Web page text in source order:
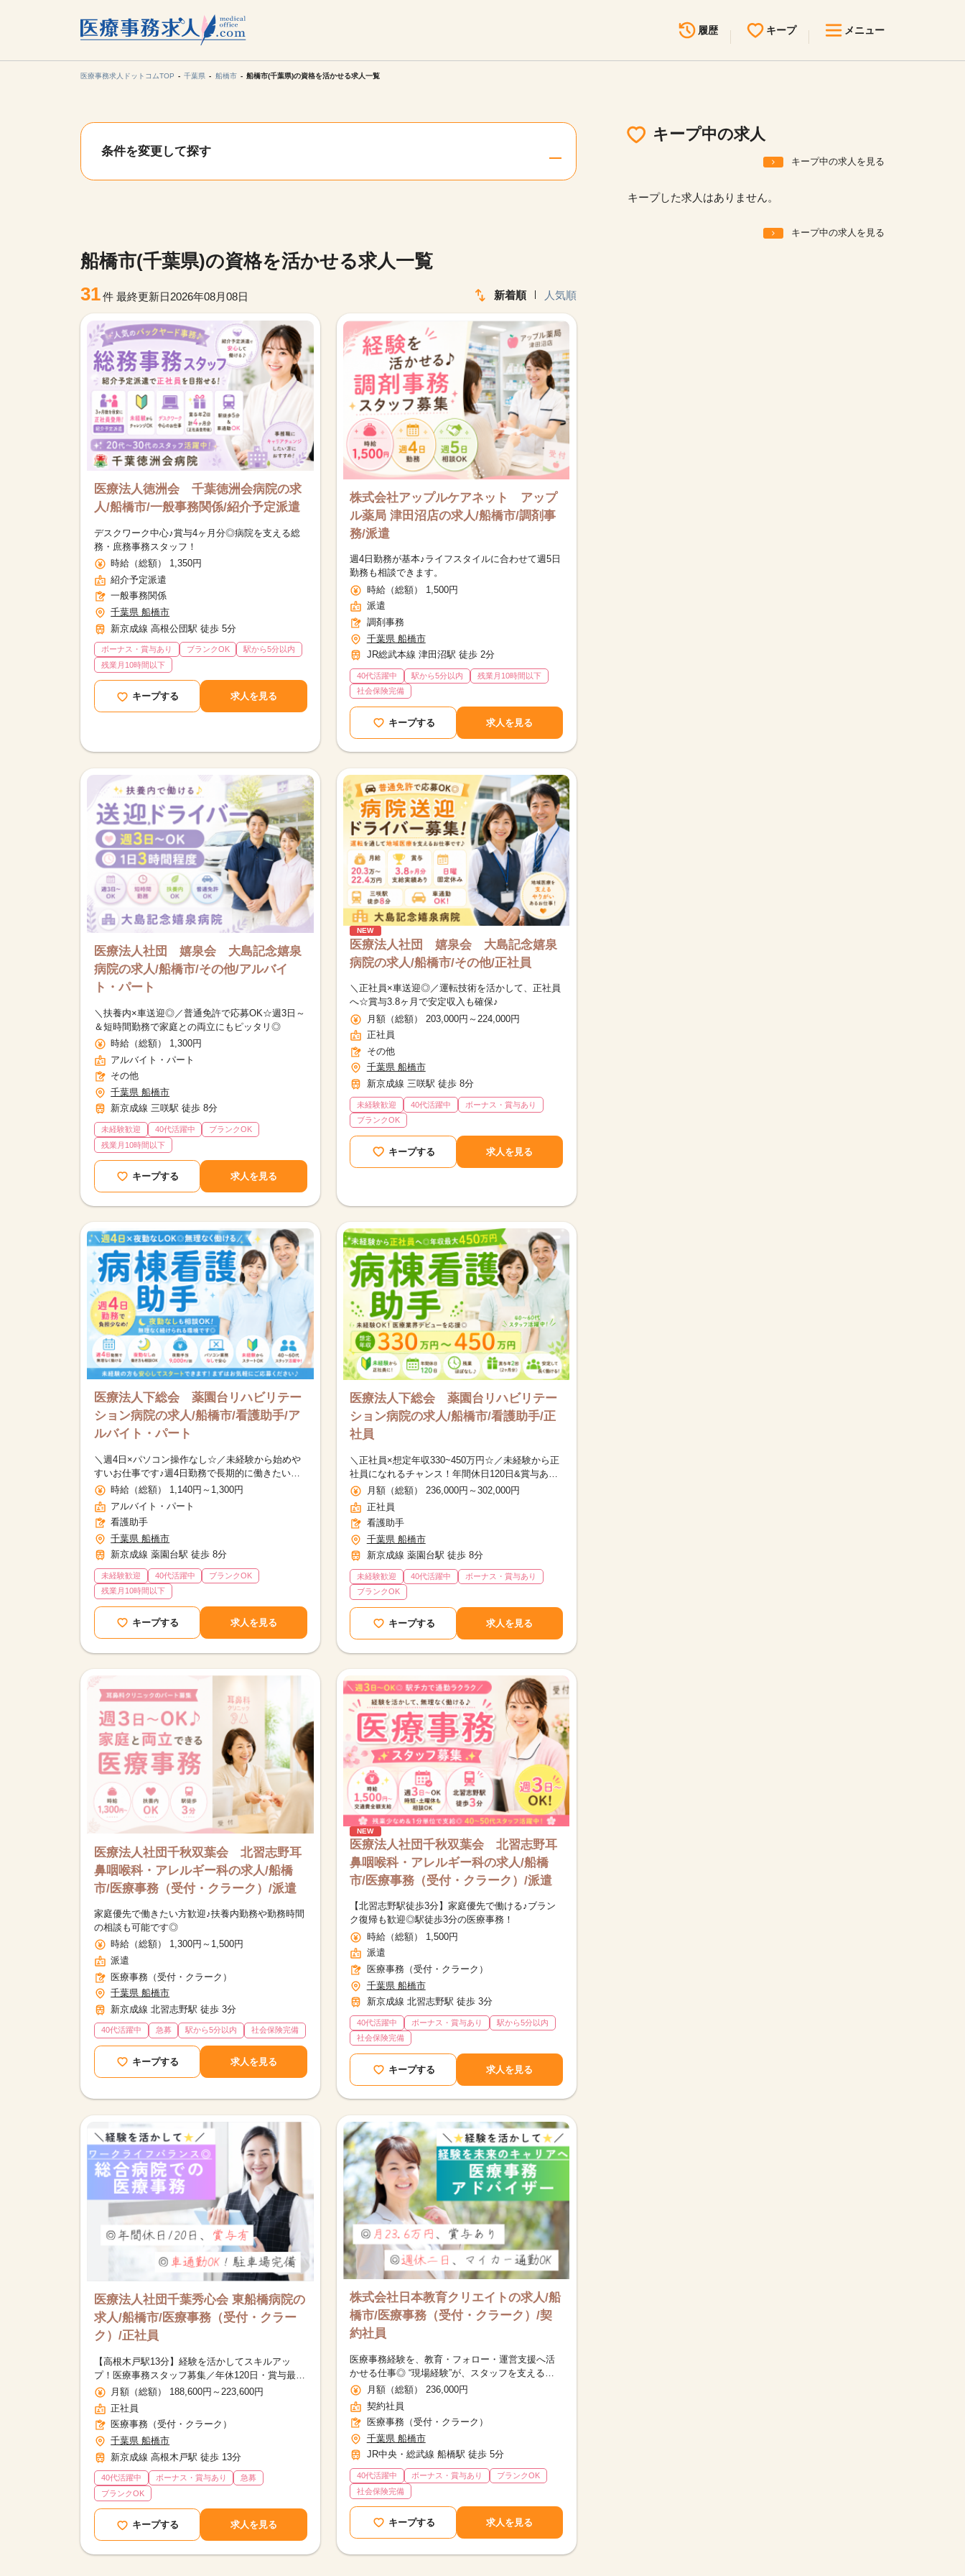
履歴 キープ メニュー
見学会・イベント情報
医療事務求人ドットコムTOP 千葉県 船橋市 船橋市(千葉県)の資格を活かせる求人一覧
条件を変更して探す
船橋市(千葉県)の資格を活かせる求人一覧
31件 最終更新日2026年08月08日 新着順 人気順
医療法人徳洲会 千葉徳洲会病院の求
人/船橋市/一般事務関係/紹介予定派遣
デスクワーク中心♪賞与4ヶ月分◎病院を支える総
務・庶務事務スタッフ！
時給（総額） 1,350円
紹介予定派遣
一般事務関係
千葉県 船橋市
新京成線 高根公団駅 徒歩 5分
ボーナス・賞与あり ブランクOK
駅から5分以内
残業月10時間以下
キープする 求人を見る
株式会社アップルケアネット アップ
ル薬局 津田沼店の求人/船橋市/調剤事
務/派遣
週4日勤務が基本♪ライフスタイルに合わせて週5日
勤務も相談できます。
時給（総額） 1,500円
派遣
調剤事務
千葉県 船橋市
JR総武本線 津田沼駅 徒歩 2分
40代活躍中 駅から5分以内
残業月10時間以下
社会保険完備
キープする 求人を見る
医療法人社団 嬉泉会 大島記念嬉泉
病院の求人/船橋市/その他/アルバイ
ト・パート
＼扶養内×車送迎◎／普通免許で応募OK☆週3日～
＆短時間勤務で家庭との両立にもピッタリ◎
時給（総額） 1,300円
アルバイト・パート
その他
千葉県 船橋市
新京成線 三咲駅 徒歩 8分
未経験歓迎 40代活躍中
ブランクOK
残業月10時間以下
キープする 求人を見る
NEW
医療法人社団 嬉泉会 大島記念嬉泉
病院の求人/船橋市/その他/正社員
＼正社員×車送迎◎／運転技術を活かして、正社員
へ☆賞与3.8ヶ月で安定収入も確保♪
月額（総額） 203,000円～224,000円
正社員
その他
千葉県 船橋市
新京成線 三咲駅 徒歩 8分
未経験歓迎 40代活躍中
ボーナス・賞与あり
ブランクOK
キープする 求人を見る
医療法人下総会 薬園台リハビリテー
ション病院の求人/船橋市/看護助手/ア
ルバイト・パート
＼週4日×パソコン操作なし☆／未経験から始めや
すいお仕事です♪週4日勤務で長期的に働きたい方
におすすめ◎
時給（総額） 1,140円～1,300円
アルバイト・パート
看護助手
千葉県 船橋市
新京成線 薬園台駅 徒歩 8分
未経験歓迎 40代活躍中
ブランクOK
残業月10時間以下
キープする 求人を見る
医療法人下総会 薬園台リハビリテー
ション病院の求人/船橋市/看護助手/正
社員
＼正社員×想定年収330~450万円☆／未経験から正
社員になれるチャンス！年間休日120日&賞与あり
で長期的に働きたい方におすすめ◎
月額（総額） 236,000円～302,000円
正社員
看護助手
千葉県 船橋市
新京成線 薬園台駅 徒歩 8分
未経験歓迎 40代活躍中
ボーナス・賞与あり
ブランクOK
キープする 求人を見る
医療法人社団千秋双葉会 北習志野耳
鼻咽喉科・アレルギー科の求人/船橋
市/医療事務（受付・クラーク）/派遣
家庭優先で働きたい方歓迎♪扶養内勤務や勤務時間
の相談も可能です◎
時給（総額） 1,300円～1,500円
派遣
医療事務（受付・クラーク）
千葉県 船橋市
新京成線 北習志野駅 徒歩 3分
40代活躍中 急募 駅から5分以内 社会保険完備
キープする 求人を見る
NEW
医療法人社団千秋双葉会 北習志野耳
鼻咽喉科・アレルギー科の求人/船橋
市/医療事務（受付・クラーク）/派遣
【北習志野駅徒歩3分】家庭優先で働ける♪ブラン
ク復帰も歓迎◎駅徒歩3分の医療事務！
時給（総額） 1,500円
派遣
医療事務（受付・クラーク）
千葉県 船橋市
新京成線 北習志野駅 徒歩 3分
40代活躍中 ボーナス・賞与あり
駅から5分以内
社会保険完備
キープする 求人を見る
医療法人社団千葉秀心会 東船橋病院の
求人/船橋市/医療事務（受付・クラー
ク）/正社員
【高根木戸駅13分】経験を活かしてスキルアッ
プ！医療事務スタッフ募集／年休120日・賞与最大
3.5ヶ月分あり
月額（総額） 188,600円～223,600円
正社員
医療事務（受付・クラーク）
千葉県 船橋市
新京成線 高根木戸駅 徒歩 13分
40代活躍中 ボーナス・賞与あり
急募
ブランクOK
キープする 求人を見る
株式会社日本教育クリエイトの求人/船
橋市/医療事務（受付・クラーク）/契
約社員
医療事務経験を、教育・フォロー・運営支援へ活
かせる仕事◎ “現場経験”が、スタッフを支える力
になります。
月額（総額） 236,000円
契約社員
医療事務（受付・クラーク）
千葉県 船橋市
JR中央・総武線 船橋駅 徒歩 5分
40代活躍中 ボーナス・賞与あり
ブランクOK
社会保険完備
キープする 求人を見る
キープ中の求人
キープ中の求人を見る
キープした求人はありません。
キープ中の求人を見る
該当件数
17,050 他の条件を選択